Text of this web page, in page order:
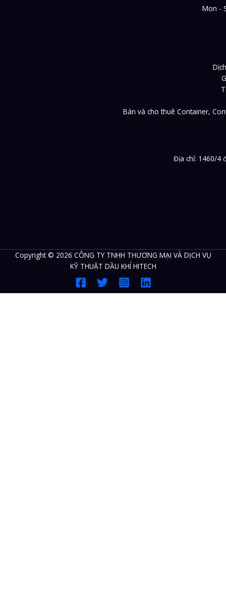
Mon -
Bán và cho thuê Container,
Địa chỉ: 1460/4
Copyright © 2026 CÔNG TY TNHH THƯƠNG MẠI VÀ DỊCH VỤ
KỸ THUẬT DẦU KHÍ HITECH